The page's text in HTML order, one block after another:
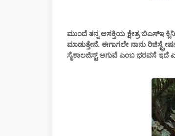
ಮುಂದೆ ತನ್ನ ಆಸಕ್ತಿಯ ಕ್ಷೇತ್ರ ಬಿಎಸ್ಇ
ಮಾಡುತ್ತೇನೆ. ಈಗಾಗಲೇ ನಾನು
ಸೈಕಾಲಜಿಸ್ಟ್ ಆಗುವೆ ಎಂಬ ಭರವಸೆ ಇದೆ